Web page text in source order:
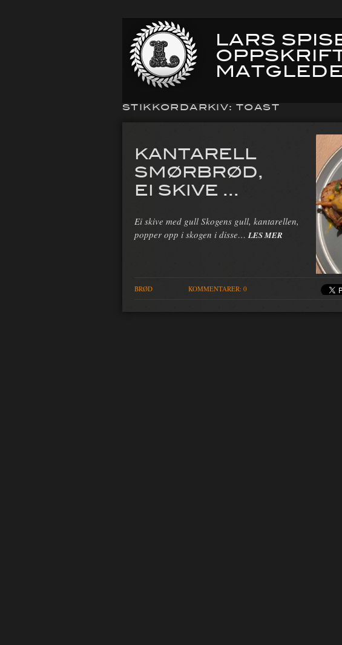
LARS
MATGLEDE
STIKKORDARKIV: TOAST
KANTARELL
SMØRBRØD,
EI SKIVE ...
Ei skive med gull Skogens gull, kantarellen,
popper opp i skogen i disse… LES MER
BRØD KOMMENTARER: 0